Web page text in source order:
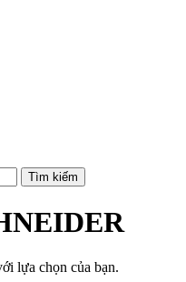
lựa chọn của bạn.